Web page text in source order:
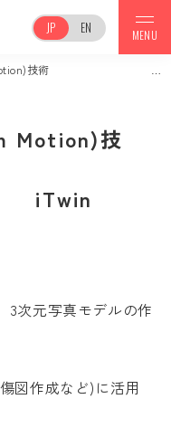
JP EN MENU
保有機器一覧
Motion)技
3次元写真モデルの作
図作成など)に活用